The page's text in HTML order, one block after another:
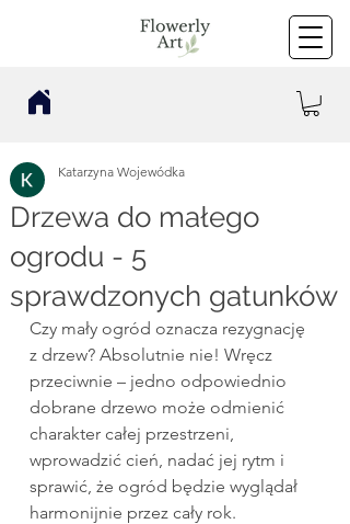
Drzewa do małego
ogrodu - 5
sprawdzonych gatunków
Katarzyna Wojewódka
Czy mały ogród oznacza rezygnację
z drzew? Absolutnie nie! Wręcz
przeciwnie – jedno odpowiednio
dobrane drzewo może odmienić
charakter całej przestrzeni,
wprowadzić cień, nadać jej rytm i
sprawić, że ogród będzie wyglądał
harmonijnie przez cały rok.